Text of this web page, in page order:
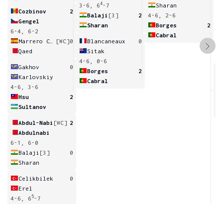
Cozbinov
2
Gengel
6-4, 6-2
[WC]0
Qaed
Gakhov
0
Karlovskiy
4-6, 3-6
Hsu
2
Sultanov
Abdul-Nabi [WC] 2
Abdulnabi
6-1, 6-0
Balaji [3]
0
Sharan
Celikbilek
0
Erel
4-6, 6 5-7
3-6, 64-7
Balaji [3]
2
Sharan
Blancaneaux
0
Sitak
4-6, 0-6
Borges
2
Cabral
Sharan
4-6, 2-6
Borges
2
Cabral